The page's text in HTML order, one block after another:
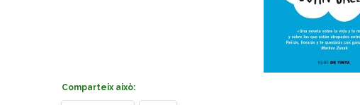
Comparteix això: